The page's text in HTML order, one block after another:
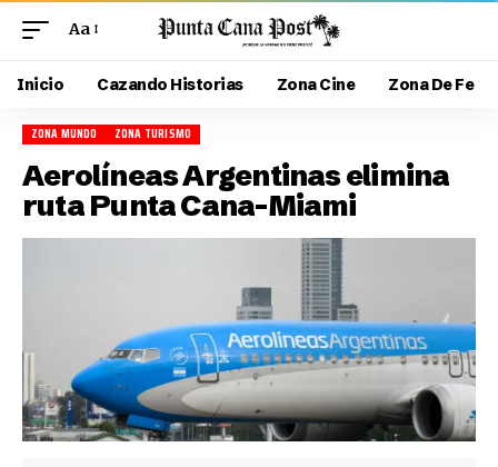
Aa
Inicio Cazando Historias Zona Cine Zona De Fe
ZONA MUNDO ZONA TURISMO
Aerolíneas Argentinas elimina
ruta Punta Cana–Miami